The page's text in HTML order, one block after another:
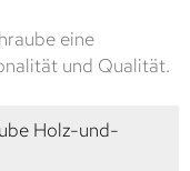
eine
und Qualität.
Holz-und-